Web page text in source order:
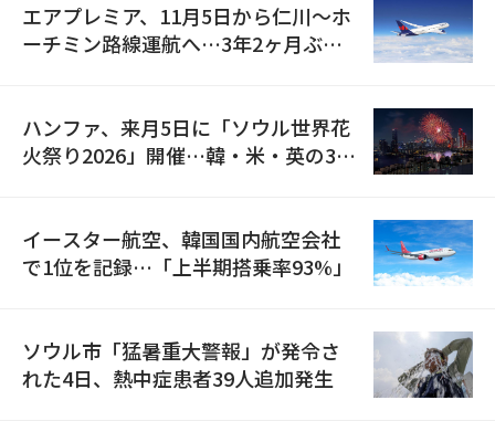
エアプレミア、11月5日から仁川〜ホ
ーチミン路線運航へ…3年2ヶ月ぶり
ハンファ、来月5日に「ソウル世界花
火祭り2026」開催…韓・米・英の3カ
イースター航空、韓国国内航空会社
で1位を記録…「上半期搭乗率93%」
ソウル市「猛暑重大警報」が発令さ
れた4日、熱中症患者39人追加発生